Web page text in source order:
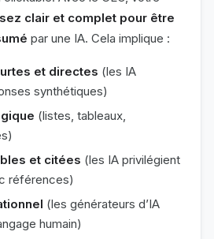
clair et complet pour être
par une IA. Cela implique :
et directes (les IA
synthétiques)
(listes, tableaux,
et citées (les IA privilégient
références)
(les générateurs d’IA
humain)